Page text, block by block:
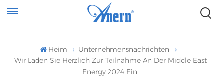
Heim
Unternehmensnachrichten
Wir Laden Sie Herzlich Zur Teilnahme An Der Middle East
Energy 2024 Ein.